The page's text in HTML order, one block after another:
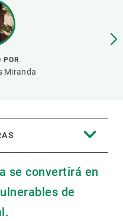
POR
Miranda
se convertirá en
de